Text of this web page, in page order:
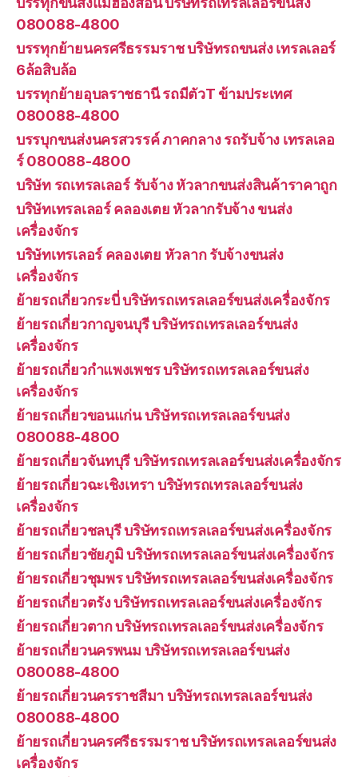
080088-4800
บรรทุกย้ายนครศรีธรรมราช บริษัทรถขนส่ง เทรลเลอร์
6ล้อสิบล้อ
บรรทุกย้ายอุบลราชธานี รถมีตัวT ข้ามประเทศ
080088-4800
บรรบุกขนส่งนครสวรรค์ ภาคกลาง รถรับจ้าง เทรลเลอ
ร์ 080088-4800
บริษัท รถเทรลเลอร์ รับจ้าง หัวลากขนส่งสินค้าราคาถูก
บริษัทเทรลเลอร์ คลองเตย หัวลากรับจ้าง ขนส่ง
เครื่องจักร
บริษัทเทรเลอร์ คลองเตย หัวลาก รับจ้างขนส่ง
เครื่องจักร
ย้ายรถเกี่ยวกระบี่ บริษัทรถเทรลเลอร์ขนส่งเครื่องจักร
ย้ายรถเกี่ยวกาญจนบุรี บริษัทรถเทรลเลอร์ขนส่ง
เครื่องจักร
ย้ายรถเกี่ยวกำแพงเพชร บริษัทรถเทรลเลอร์ขนส่ง
เครื่องจักร
ย้ายรถเกี่ยวขอนแก่น บริษัทรถเทรลเลอร์ขนส่ง
080088-4800
ย้ายรถเกี่ยวจันทบุรี บริษัทรถเทรลเลอร์ขนส่งเครื่องจักร
ย้ายรถเกี่ยวฉะเชิงเทรา บริษัทรถเทรลเลอร์ขนส่ง
เครื่องจักร
ย้ายรถเกี่ยวชลบุรี บริษัทรถเทรลเลอร์ขนส่งเครื่องจักร
ย้ายรถเกี่ยวชัยภูมิ บริษัทรถเทรลเลอร์ขนส่งเครื่องจักร
ย้ายรถเกี่ยวชุมพร บริษัทรถเทรลเลอร์ขนส่งเครื่องจักร
ย้ายรถเกี่ยวตรัง บริษัทรถเทรลเลอร์ขนส่งเครื่องจักร
ย้ายรถเกี่ยวตาก บริษัทรถเทรลเลอร์ขนส่งเครื่องจักร
ย้ายรถเกี่ยวนครพนม บริษัทรถเทรลเลอร์ขนส่ง
080088-4800
ย้ายรถเกี่ยวนครราชสีมา บริษัทรถเทรลเลอร์ขนส่ง
080088-4800
ย้ายรถเกี่ยวนครศรีธรรมราช บริษัทรถเทรลเลอร์ขนส่ง
เครื่องจักร